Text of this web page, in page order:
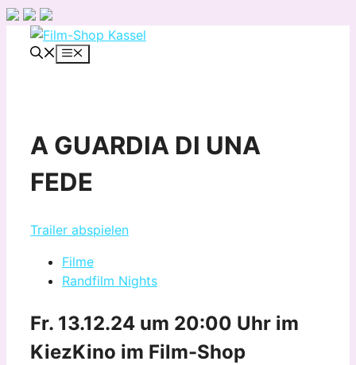
Zum
Inhalt
Menü
A GUARDIA DI UNA
FEDE
Trailer abspielen
Filme
Randfilm Nights
Fr. 13.12.24 um 20:00 Uhr im
KiezKino im Film-Shop